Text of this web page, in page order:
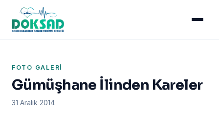
FOTO GALERI
Gümüşhane İlinden Kareler
31 Aralık 2014